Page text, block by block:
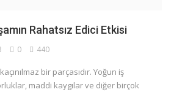
Rahatsız Edici Etkisi
0 440
bir parçasıdır. Yoğun iş
maddi kaygılar ve diğer birçok